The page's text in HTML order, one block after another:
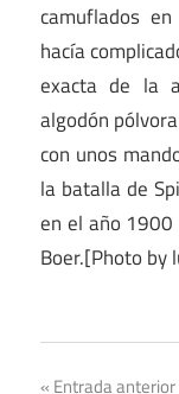
camuflados
hacía
exacta de la
algodón
con unos
la batalla de
en el año 1900
Boer.[Photo by
Entrada anterior